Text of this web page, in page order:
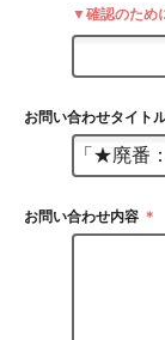
▼確認のため
お問い合わせタイト
お問い合わせ内容 ＊